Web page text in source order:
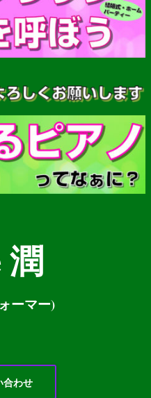
潤
ーマー)
合わせ